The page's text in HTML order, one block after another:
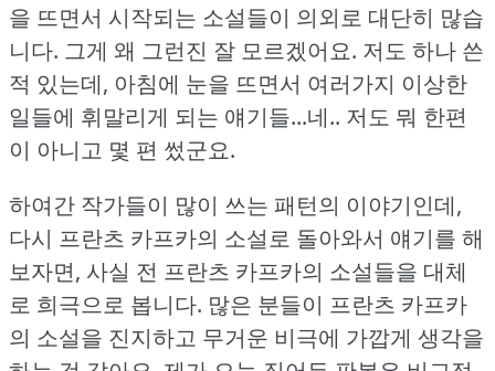
을 뜨면서 시작되는 소설들이 의외로 대단히 많습
니다. 그게 왜 그런진 잘 모르겠어요. 저도 하나 쓴
적 있는데, 아침에 눈을 뜨면서 여러가지 이상한
일들에 휘말리게 되는 얘기들...네.. 저도 뭐 한편
이 아니고 몇 편 썼군요.
하여간 작가들이 많이 쓰는 패턴의 이야기인데,
다시 프란츠 카프카의 소설로 돌아와서 얘기를 해
보자면, 사실 전 프란츠 카프카의 소설들을 대체
로 희극으로 봅니다. 많은 분들이 프란츠 카프카
의 소설을 진지하고 무거운 비극에 가깝게 생각을